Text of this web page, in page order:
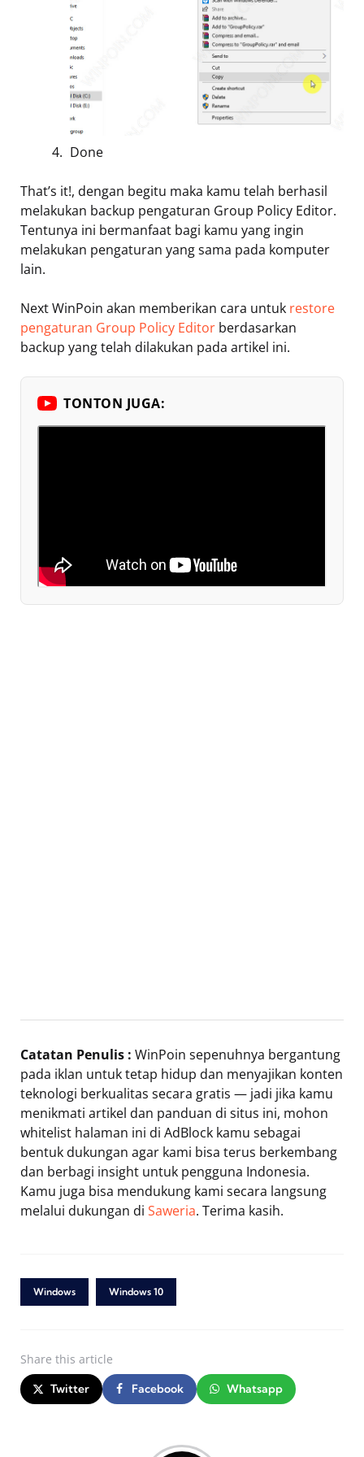
Done
That’s it!, dengan begitu maka kamu telah berhasil
melakukan backup pengaturan Group Policy Editor.
Tentunya ini bermanfaat bagi kamu yang ingin
melakukan pengaturan yang sama pada komputer
lain.
Next WinPoin akan memberikan cara untuk restore
pengaturan Group Policy Editor berdasarkan
backup yang telah dilakukan pada artikel ini.
TONTON JUGA:
Catatan Penulis : WinPoin sepenuhnya bergantung
pada iklan untuk tetap hidup dan menyajikan konten
teknologi berkualitas secara gratis — jadi jika kamu
menikmati artikel dan panduan di situs ini, mohon
whitelist halaman ini di AdBlock kamu sebagai
bentuk dukungan agar kami bisa terus berkembang
dan berbagi insight untuk pengguna Indonesia.
Kamu juga bisa mendukung kami secara langsung
melalui dukungan di Saweria. Terima kasih.
Windows Windows 10
Share this article
Twitter Facebook Whatsapp